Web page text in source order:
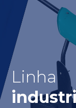
Linha
Linha
Linha